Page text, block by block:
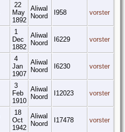
22
May
1892
Aliwal
Noord
I958 vorster
1
Dec
1882
Aliwal
Noord
I6229 vorster
4
Jan
1907
Aliwal
Noord
I6230 vorster
3
Feb
1910
Aliwal
Noord
I12023 vorster
18
Oct
1942
Aliwal
Noord
I17478 vorster